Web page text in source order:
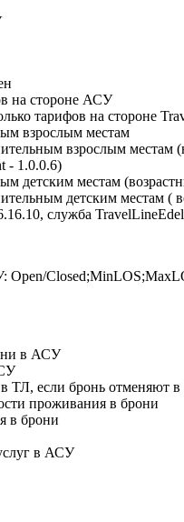
на стороне АСУ
тарифов на стороне
взрослым местам
взрослым местам
- 1.0.0.6)
детским местам
детским местам (
служба
Open/
в АСУ
в ТЛ, если бронь отменяют
проживания в брони
в брони
в АСУ